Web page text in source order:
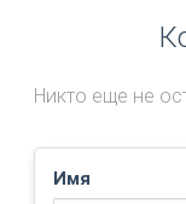
Никто еще не
Имя